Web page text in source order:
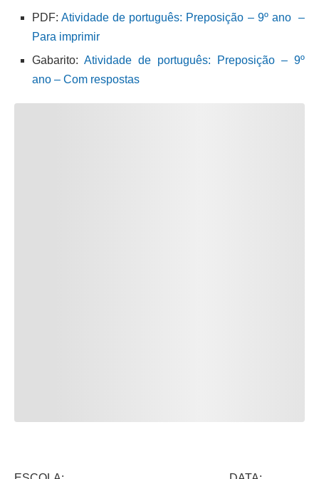
PDF:Atividade de português: Preposição – 9º ano –
Para imprimir
Gabarito: Atividade de português: Preposição – 9º
ano – Com respostas